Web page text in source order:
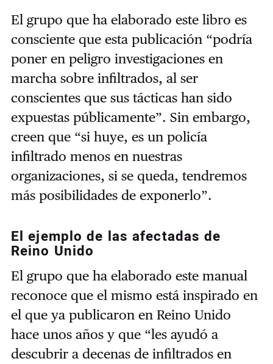
El grupo que ha elaborado este libro es
consciente que esta publicación “podría
poner en peligro investigaciones en
marcha sobre infiltrados, al ser
conscientes que sus tácticas han sido
expuestas públicamente”. Sin embargo,
creen que “si huye, es un policía
infiltrado menos en nuestras
organizaciones, si se queda, tendremos
más posibilidades de exponerlo”.
El ejemplo de las afectadas de
Reino Unido
El grupo que ha elaborado este manual
reconoce que el mismo está inspirado en
el que ya publicaron en Reino Unido
hace unos años y que “les ayudó a
descubrir a decenas de infiltrados en